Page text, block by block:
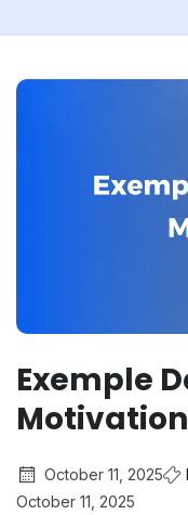
Exemple
October 11, 2025
October 11, 2025